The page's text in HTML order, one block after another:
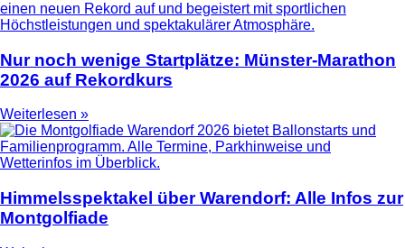
Nur noch wenige Startplätze: Münster-Marathon
2026 auf Rekordkurs
Weiterlesen »
Himmelsspektakel über Warendorf: Alle Infos zur
Montgolfiade